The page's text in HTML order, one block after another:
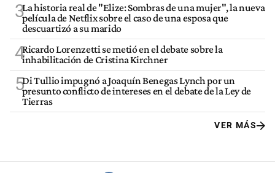
3La historia real de "Elize: Sombras de una mujer", la nueva
película de Netflix sobre el caso de una esposa que
descuartizó a su marido
4Ricardo Lorenzetti se metió en el debate sobre la
inhabilitación de Cristina Kirchner
5Di Tullio impugnó a Joaquín Benegas Lynch por un
presunto conflicto de intereses en el debate de la Ley de
Tierras
VER MÁS